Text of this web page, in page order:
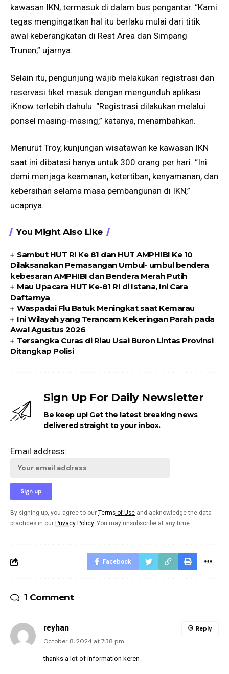
kawasan IKN, termasuk di dalam bus pengantar. “Kami
tegas mengingatkan hal itu berlaku mulai dari titik
awal keberangkatan di Rest Area dan Simpang
Trunen,” ujarnya.
Selain itu, pengunjung wajib melakukan registrasi dan
reservasi tiket masuk dengan mengunduh aplikasi
iKnow terlebih dahulu. “Registrasi dilakukan melalui
ponsel masing-masing,” katanya, menambahkan.
Menurut Troy, kunjungan wisatawan ke kawasan IKN
saat ini dibatasi hanya untuk 300 orang per hari. “Ini
demi menjaga keamanan, ketertiban, kenyamanan, dan
kebersihan selama masa pembangunan di IKN,”
ucapnya.
You Might Also Like
Sambut HUT RI Ke 81 dan HUT AMPHIBI Ke 10
Dilaksanakan Pemasangan Umbul- umbul bendera
kebesaran AMPHIBI dan Bendera Merah Putih
Mau Upacara HUT Ke-81 RI di Istana, Ini Cara
Daftarnya
Waspadai Flu Batuk Meningkat saat Kemarau
Ini Wilayah yang Terancam Kekeringan Parah pada
Awal Agustus 2026
Tersangka Curas di Riau Usai Buron Lintas Provinsi
Ditangkap Polisi
Sign Up For Daily Newsletter
Be keep up! Get the latest breaking news
delivered straight to your inbox.
Email address:
By signing up, you agree to our Terms of Use and acknowledge the data
practices in our Privacy Policy. You may unsubscribe at any time.
Facebook
1 Comment
reyhan
October 8, 2024 at 7:38 pm
thanks a lot of information keren
Reply